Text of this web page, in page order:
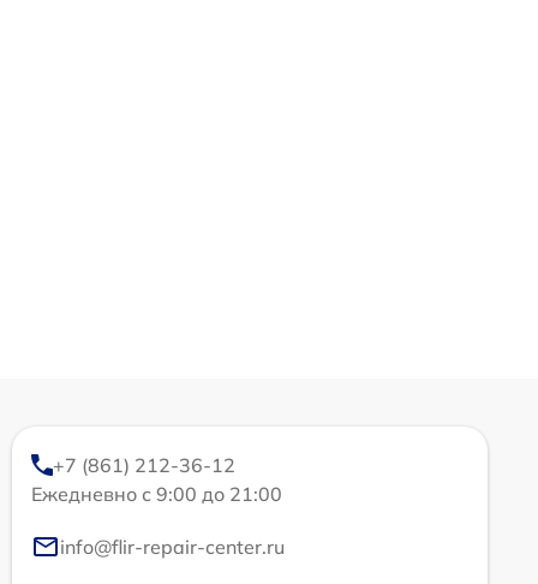
+7 (861) 212-36-12
Ежедневно с 9:00 до 21:00
info@flir-repair-center.ru